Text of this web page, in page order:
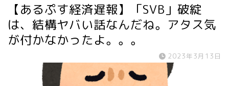
【あるぷす経済遅報】「SVB」破綻
は、結構ヤバい話なんだね。アタス気
が付かなかったよ。。。
2023年3月13日